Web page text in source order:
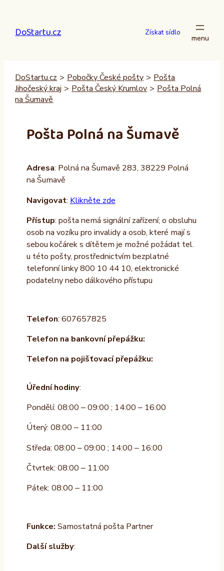
obsah
DoStartu.cz Získat sídlo
DoStartu.cz > Pobočky České pošty > Pošta
Jihočeský kraj > Pošta Český Krumlov > Pošta Polná
na Šumavě
Pošta Polná na Šumavě
Adresa: Polná na Šumavě 283, 38229 Polná
na Šumavě
Navigovat: Klikněte zde
Přístup: pošta nemá signální zařízení; o obsluhu
osob na vozíku pro invalidy a osob, které mají s
sebou kočárek s dítětem je možné požádat tel.
u této pošty, prostřednictvím bezplatné
telefonní linky 800 10 44 10, elektronické
podatelny nebo dálkového přístupu
Telefon: 607657825
Telefon na bankovní přepážku:
Telefon na pojišťovací přepážku:
Úřední hodiny:
Pondělí: 08:00 – 09:00 ; 14:00 – 16:00
Úterý: 08:00 – 11:00
Středa: 08:00 – 09:00 ; 14:00 – 16:00
Čtvrtek: 08:00 – 11:00
Pátek: 08:00 – 11:00
Funkce: Samostatná pošta Partner
Další služby: